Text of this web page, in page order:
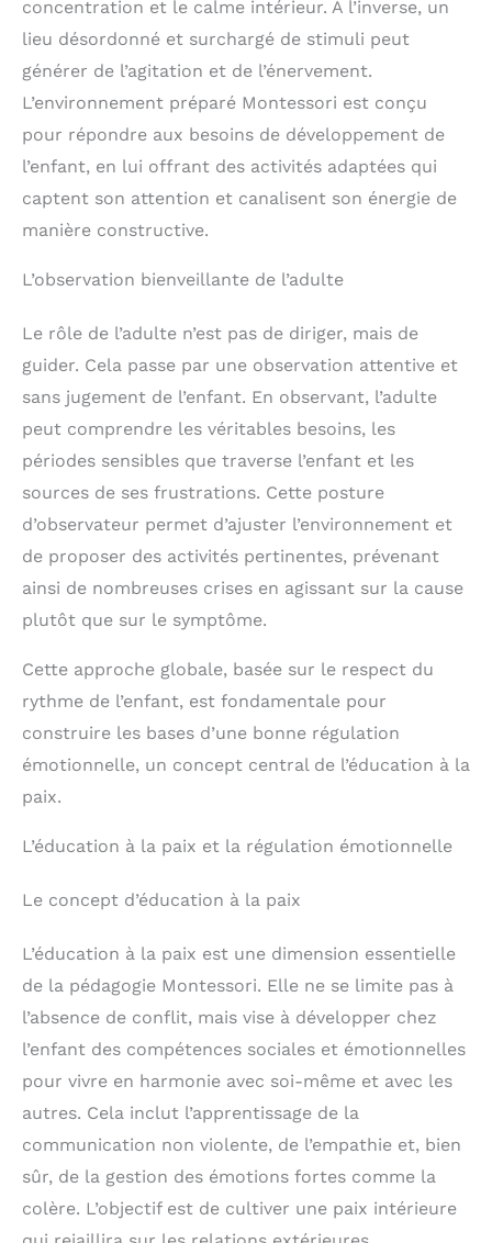
activités quotidiennes.
C'est un cadeau parfait
pour les enfants de 1 à 3
ans, encourageant
créativité et la confiance
en soi.
imagination. Les enfants
dessiner, mais aussi se
livrer à des jeux de rôle,
créativité et leur
imagination. Matériau sûr
: La tour d'apprentissage
pour enfants est
garantit stabilité et
régulièrement sans risque
de l'abîmer. La Montessori
aux enfants dès 1 an et
Cadeau idéal pour les
enfants : Parfaite pour
participer aux activités de
la cuisine, elle favorise la
motricité fine et la
participation aux activités
améliore la coordination
Observation Montessori
offre aux enfants une
merveilleuse opportunité
d'apprentissage. Vos
recevoir ce cadeau
concentration et le calme intérieur. À l’inverse, un
lieu désordonné et surchargé de stimuli peut
générer de l’agitation et de l’énervement.
L’environnement préparé Montessori est conçu
pour répondre aux besoins de développement de
l’enfant, en lui offrant des activités adaptées qui
captent son attention et canalisent son énergie de
manière constructive.
L’observation bienveillante de l’adulte
Le rôle de l’adulte n’est pas de diriger, mais de
guider. Cela passe par une observation attentive et
sans jugement de l’enfant. En observant, l’adulte
peut comprendre les véritables besoins, les
périodes sensibles que traverse l’enfant et les
sources de ses frustrations. Cette posture
d’observateur permet d’ajuster l’environnement et
de proposer des activités pertinentes, prévenant
ainsi de nombreuses crises en agissant sur la cause
plutôt que sur le symptôme.
Cette approche globale, basée sur le respect du
rythme de l’enfant, est fondamentale pour
construire les bases d’une bonne régulation
émotionnelle, un concept central de l’éducation à la
paix.
L’éducation à la paix et la régulation émotionnelle
Le concept d’éducation à la paix
L’éducation à la paix est une dimension essentielle
de la pédagogie Montessori. Elle ne se limite pas à
l’absence de conflit, mais vise à développer chez
l’enfant des compétences sociales et émotionnelles
pour vivre en harmonie avec soi-même et avec les
autres. Cela inclut l’apprentissage de la
communication non violente, de l’empathie et, bien
sûr, de la gestion des émotions fortes comme la
colère. L’objectif est de cultiver une paix intérieure